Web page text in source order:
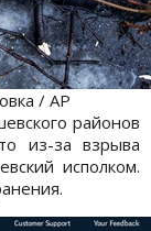
/ АР
районов
из-за взрыва
исполком.